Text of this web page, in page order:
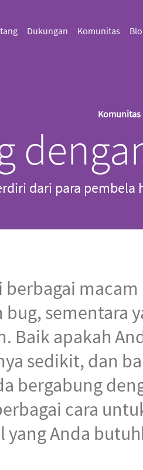
Dukungan Komunitas
Komunitas
dari para pembela
sementara
Baik apakah
sedikit, dan
bergabung
cara
yang Anda